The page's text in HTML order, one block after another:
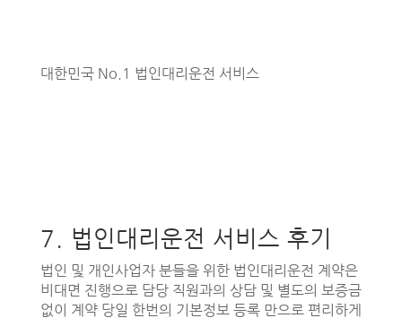
대한민국 No.1 법인대리운전 서비스
7. 법인대리운전 서비스 후기
법인 및 개인사업자 분들을 위한 법인대리운전 계약은
비대면 진행으로 담당 직원과의 상담 및 별도의 보증금
없이 계약 당일 한번의 기본정보 등록 만으로 편리하게